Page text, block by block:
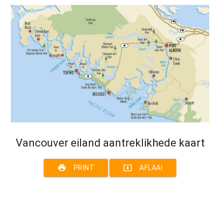
Vancouver eiland aantreklikhede kaart
print PRINT system_update_alt AFLAAI